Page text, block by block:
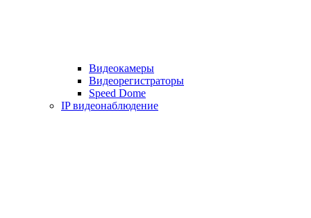
Видеокамеры
Видеорегистраторы
Speed Dome
IP видеонаблюдение